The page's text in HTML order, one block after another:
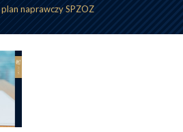
plan naprawczy SPZOZ